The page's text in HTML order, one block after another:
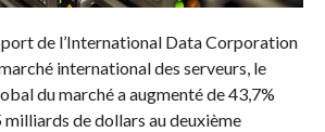
de l’International Data Corporation
international des serveurs, le
du marché a augmenté de 43,7%
de dollars au deuxième